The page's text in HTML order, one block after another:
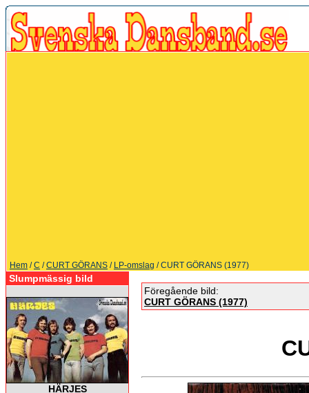
Hem /C /CURT GÖRANS / LP-omslag / CURT GÖRANS (1977)
Slumpmässig bild
HÄRJES
Föregående bild:
CURT GÖRANS (1977)